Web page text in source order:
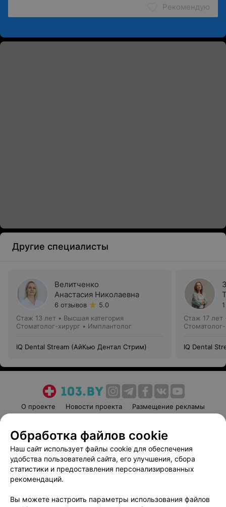
Рекомендую
Другие специалисты
Велитченко
Анастасия Николаевна
6 отзывов
5.0
Стаж 13 лет • Высшая категория
Стоматолог-хирург • Имплантолог
IQ Dental Stream (АйКью Дентал Стрим)
Стаж 17 лет
IQ Dental
О проекте Новости проекта
Размещение рекламы
Пользовательское соглашение
Способы оплаты
Вакансии
Партнеры
Написать руководителю 103.by
Обработка файлов cookie
Наш сайт использует файлы cookie для обеспечения
удобства пользователей сайта, его улучшения, сбора
статистики и предоставления персонализированных
рекомендаций.
Вы можете настроить параметры использования файлов